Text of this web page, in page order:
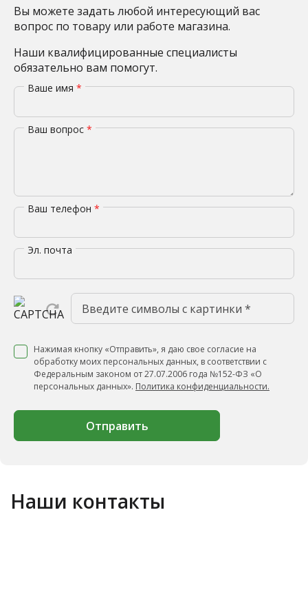
Вы можете задать любой интересующий вас
вопрос по товару или работе магазина.
Наши квалифицированные специалисты
обязательно вам помогут.
Ваше имя *
Ваш вопрос *
Ваш телефон *
Эл. почта
Нажимая кнопку «Отправить», я даю свое согласие на
обработку моих персональных данных, в соответствии с
Федеральным законом от 27.07.2006 года №152-ФЗ «О
персональных данных». Политика конфиденциальности.
Отправить
Наши контакты